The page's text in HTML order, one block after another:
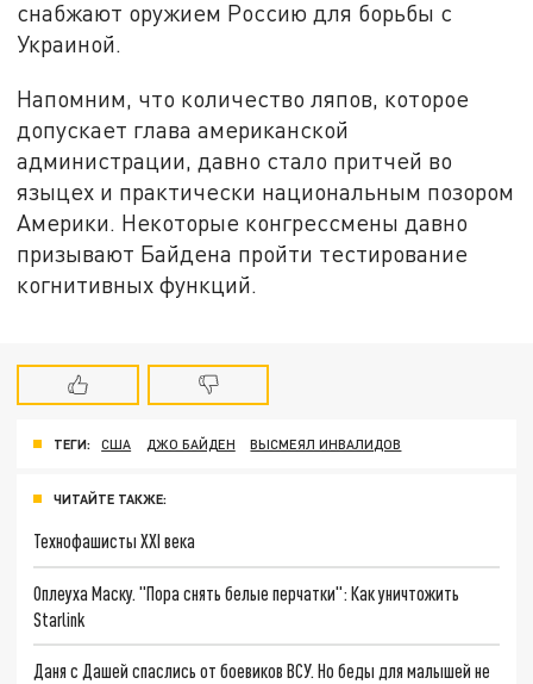
снабжают оружием Россию для борьбы с
Украиной.
Напомним, что количество ляпов, которое
допускает глава американской
администрации, давно стало притчей во
языцех и практически национальным позором
Америки. Некоторые конгрессмены давно
призывают Байдена пройти тестирование
когнитивных функций.
ТЕГИ: США ДЖО БАЙДЕН ВЫСМЕЯЛ ИНВАЛИДОВ
ЧИТАЙТЕ ТАКЖЕ:
Технофашисты XXI века
Оплеуха Маску. "Пора снять белые перчатки": Как уничтожить
Starlink
Даня с Дашей спаслись от боевиков ВСУ. Но беды для малышей не